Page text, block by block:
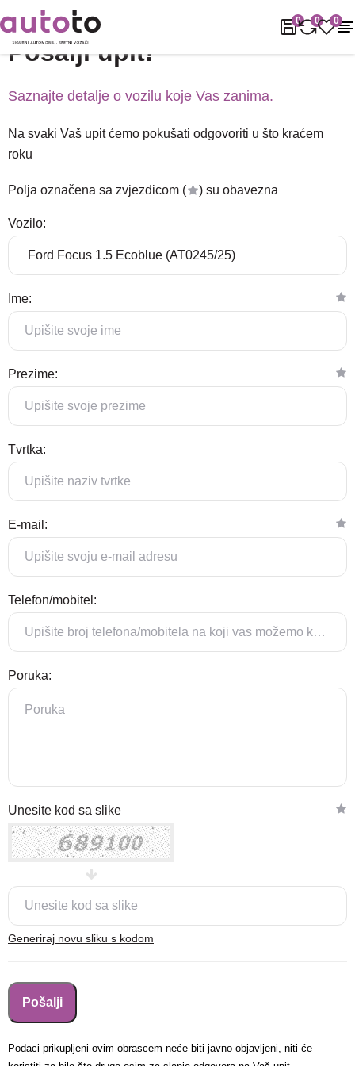
0 0 0
Naslovnica Podrška
Pošalji upit!
Saznajte detalje o vozilu koje Vas zanima.
Na svaki Vaš upit ćemo pokušati odgovoriti u što kraćem
roku
Polja označena sa zvjezdicom ( ) su obavezna
Vozilo:
Ime:
Prezime:
Tvrtka:
E-mail:
Telefon/mobitel:
Poruka:
Generiraj novu sliku s kodom
Unesite kod sa slike
Podaci prikupljeni ovim obrascem neće biti javno objavljeni, niti će
avenija 102, Resnik
Brza pretraga